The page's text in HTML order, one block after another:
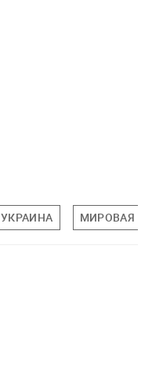
УКРАИНА МИРОВАЯ